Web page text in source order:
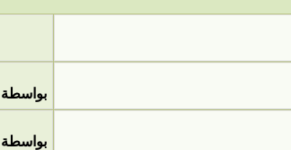
بواسطة
بواسطة